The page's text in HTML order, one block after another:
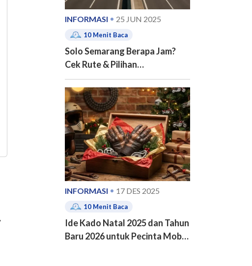
INFORMASI 25 JUN 2025
10 Menit Baca
Solo Semarang Berapa Jam?
Cek Rute & Pilihan
Transportasinya
INFORMASI 17 DES 2025
10 Menit Baca
Ide Kado Natal 2025 dan Tahun
Baru 2026 untuk Pecinta Mobil